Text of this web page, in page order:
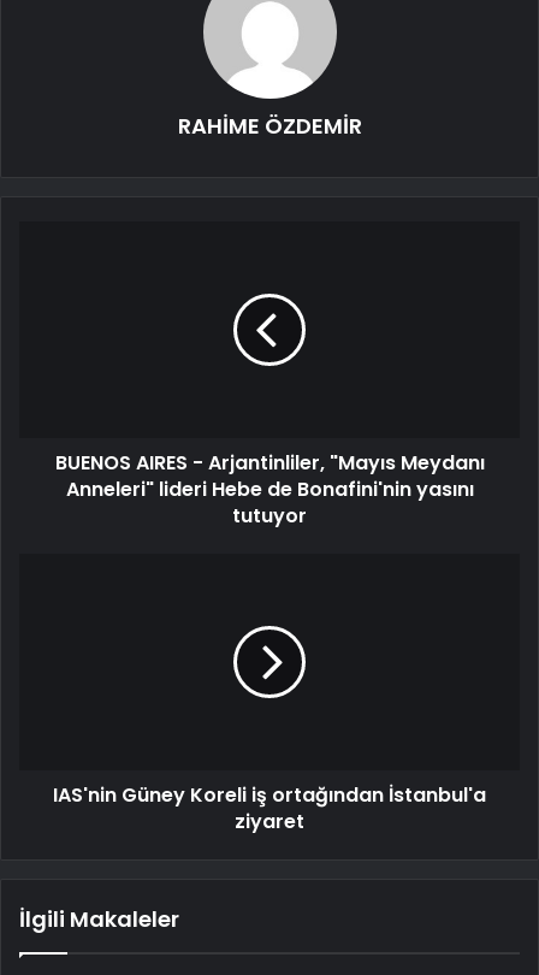
RAHİME ÖZDEMİR
BUENOS AIRES - Arjantinliler, "Mayıs Meydanı
Anneleri" lideri Hebe de Bonafini'nin yasını
tutuyor
IAS'nin Güney Koreli iş ortağından İstanbul'a
ziyaret
İlgili Makaleler